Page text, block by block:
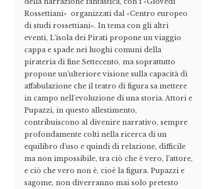
Rossettiani» organizzati dal «Centro europeo
di studi rossettiani». In tema con gli altri
eventi, L’isola dei Pirati propone un viaggio
cappa e spade nei luoghi comuni della
pirateria di fine Settecento, ma soprattutto
propone un’ulteriore visione sulla capacità di
affabulazione che il teatro di figura sa mettere
in campo nell’evoluzione di una storia. Attori e
Pupazzi, in questo allestimento,
contribuiscono al divenire narrativo, sempre
profondamente colti nella ricerca di un
equilibro d’uso e quindi di relazione, difficile
ma non impossibile, tra ciò che è vero, l’attore,
e ciò che vero non è, cioè la figura. Pupazzi e
sagome, non diverranno mai solo pretesto